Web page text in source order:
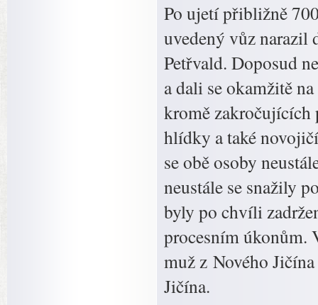
Po ujetí přibližně
uvedený vůz
Petřvald. Doposud
a dali se okamžitě
kromě
hlídky a také
se obě osoby
neustále se snažily
byly po chvíli
procesním úkonům.
muž z Nového
Jičína.